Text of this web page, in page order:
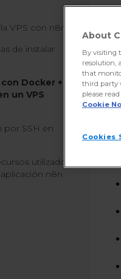
VPS con n8n
de instalar
Docker +
un VPS
por SSH en
utilizados
n8n
About
By visiting
resolution,
that
third party
please
Cookie
Cookies